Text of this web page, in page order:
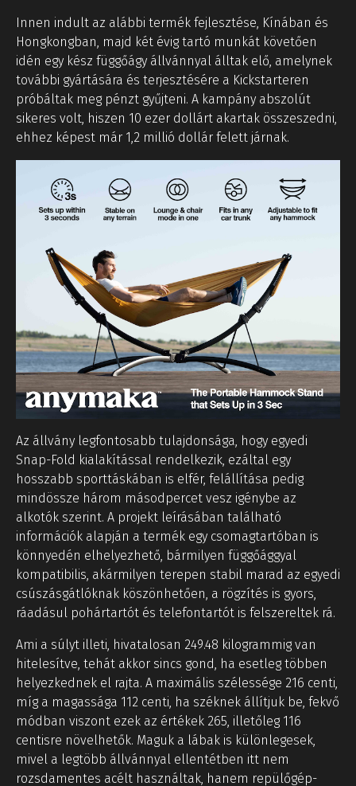
Innen indult az alábbi termék fejlesztése, Kínában és
Hongkongban, majd két évig tartó munkát követően
idén egy kész függőágy állvánnyal álltak elő, amelynek
további gyártására és terjesztésére a Kickstarteren
próbáltak meg pénzt gyűjteni. A kampány abszolút
sikeres volt, hiszen 10 ezer dollárt akartak összeszedni,
ehhez képest már 1,2 millió dollár felett járnak.
Az állvány legfontosabb tulajdonsága, hogy egyedi
Snap-Fold kialakítással rendelkezik, ezáltal egy
hosszabb sporttáskában is elfér, felállítása pedig
mindössze három másodpercet vesz igénybe az
alkotók szerint. A projekt leírásában található
információk alapján a termék egy csomagtartóban is
könnyedén elhelyezhető, bármilyen függőággyal
kompatibilis, akármilyen terepen stabil marad az egyedi
csúszásgátlóknak köszönhetően, a rögzítés is gyors,
ráadásul pohártartót és telefontartót is felszereltek rá.
Ami a súlyt illeti, hivatalosan 249.48 kilogrammig van
hitelesítve, tehát akkor sincs gond, ha esetleg többen
helyezkednek el rajta. A maximális szélessége 216 centi,
míg a magassága 112 centi, ha széknek állítjuk be, fekvő
módban viszont ezek az értékek 265, illetőleg 116
centisre növelhetők. Maguk a lábak is különlegesek,
mivel a legtöbb állvánnyal ellentétben itt nem
rozsdamentes acélt használtak, hanem repülőgép-